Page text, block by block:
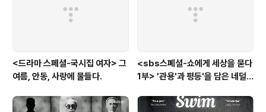
<드라마 스페셜-국시집 여자> 그
여름, 안동, 사랑에 물들다.
<sbs스폐셜-쇼에게 세상을 묻다
1부> '관용'과 평등'을 담은 네덜